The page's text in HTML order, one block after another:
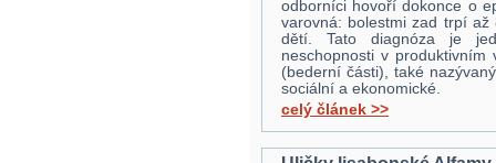
odborníci hovoří dokonce o
varovná: bolestmi zad trpí
dětí. Tato diagnóza je
neschopnosti v
(bederní části), také
sociální a ekonomické.
celý článek >>